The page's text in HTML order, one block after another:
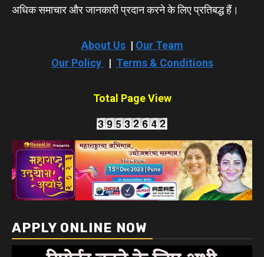
अधिक समाचार और जानकारी प्रदान करने के लिए प्रतिबद्ध हैं।
About Us| Our Team
Our Policy
| Terms & Conditions
Total Page View
APPLY ONLINE NOW